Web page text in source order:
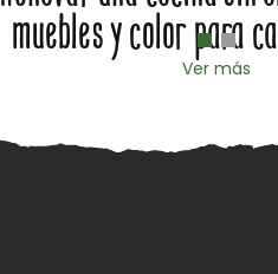
muebles y color para
Ver más